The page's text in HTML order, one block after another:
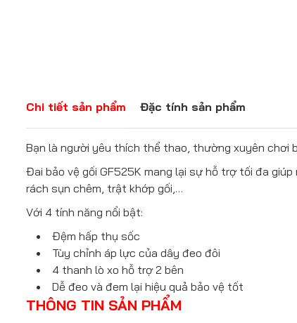
Chi tiết sản phẩm Đặc tính sản phẩm
Bạn là người yêu thích thể thao, thường xuyên chơi
Đai bảo vệ gối GF525K mang lại sự hỗ trợ tối đa
rách sụn chêm, trật khớp gối,…
Với 4 tính năng nổi bật:
Đệm hấp thụ sốc
Tùy chỉnh áp lực của dây đeo đôi
4 thanh lò xo hỗ trợ 2 bên
Dễ đeo và đem lại hiệu quả bảo vệ tốt
THÔNG TIN SẢN PHẨM